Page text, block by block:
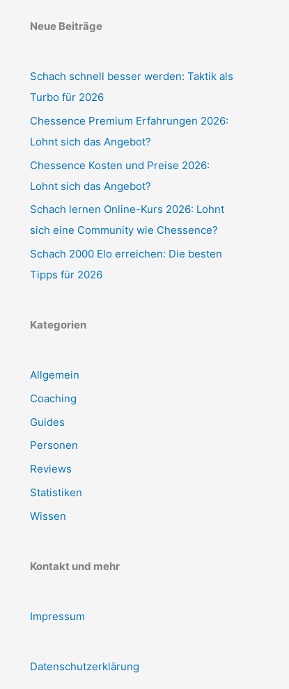
Neue Beiträge
Schach schnell besser werden: Taktik als
Turbo für 2026
Chessence Premium Erfahrungen 2026:
Lohnt sich das Angebot?
Chessence Kosten und Preise 2026:
Lohnt sich das Angebot?
Schach lernen Online-Kurs 2026: Lohnt
sich eine Community wie Chessence?
Schach 2000 Elo erreichen: Die besten
Tipps für 2026
Kategorien
Allgemein
Coaching
Guides
Personen
Reviews
Statistiken
Wissen
Kontakt und mehr
Impressum
Datenschutzerklärung